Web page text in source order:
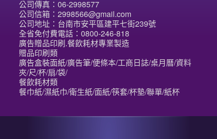
公司傳真：06-2998577
公司信箱：2998566@gmail.com
公司地址：台南市安平區建平七街239號
全省免付費電話：0800-246-818
廣告贈品印刷.餐飲耗材專業製造
贈品印刷類
廣告盒裝面紙/廣告筆/便條本/工商日誌/桌月曆/資料
夾/尺/杯/扇/袋/
餐飲耗材類
餐巾紙/濕紙巾/衛生紙/面紙/筷套/杯墊/聯單/紙杯